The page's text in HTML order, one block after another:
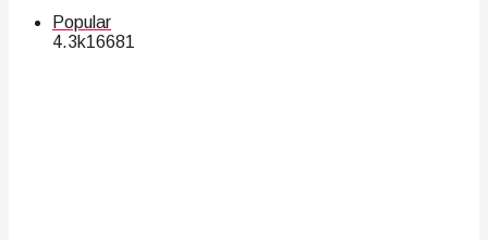
Popular
4.3k16681